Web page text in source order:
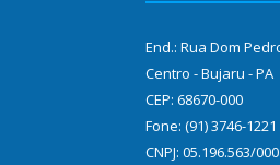
End.: Rua Dom
Centro - Bujaru - PA
CEP: 68670-000
Fone: (91) 3746-1221
CNPJ: 05.196.563/